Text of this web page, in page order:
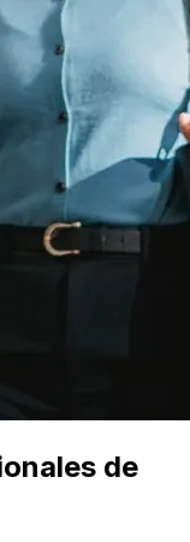
de